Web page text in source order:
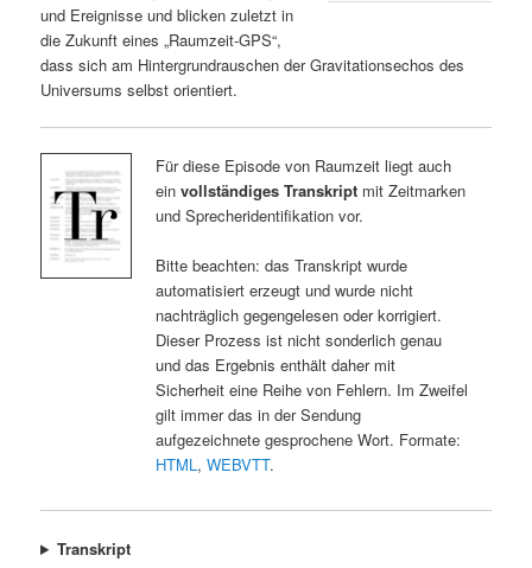
und Ereignisse und blicken zuletzt in
die Zukunft eines „Raumzeit-GPS“,
dass sich am Hintergrundrauschen der Gravitationsechos des
Universums selbst orientiert.
Für diese Episode von Raumzeit liegt auch
ein vollständiges Transkriptmit Zeitmarken
und Sprecheridentifikation vor.
Bitte beachten: das Transkript wurde
automatisiert erzeugt und wurde nicht
nachträglich gegengelesen oder korrigiert.
Dieser Prozess ist nicht sonderlich genau
und das Ergebnis enthält daher mit
Sicherheit eine Reihe von Fehlern. Im Zweifel
gilt immer das in der Sendung
aufgezeichnete gesprochene Wort. Formate:
HTML, WEBVTT.
Transkript